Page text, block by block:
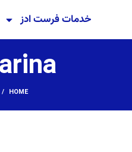
خدمات فرست ادز
HOME